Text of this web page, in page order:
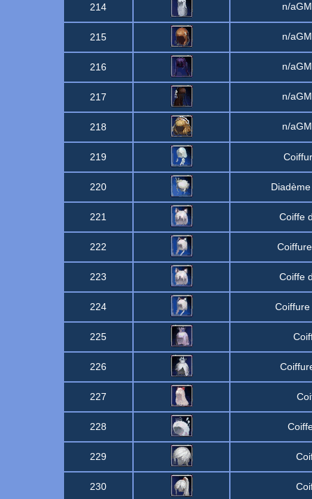
214 n/
215 n/
216 n/
217 n/
218 n/
219
220
221 Coiffe
222
223 Coiffe
224
225
226
227
228
229
230